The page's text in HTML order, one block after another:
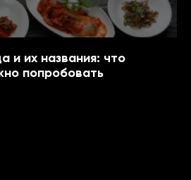
и их названия: что
попробовать